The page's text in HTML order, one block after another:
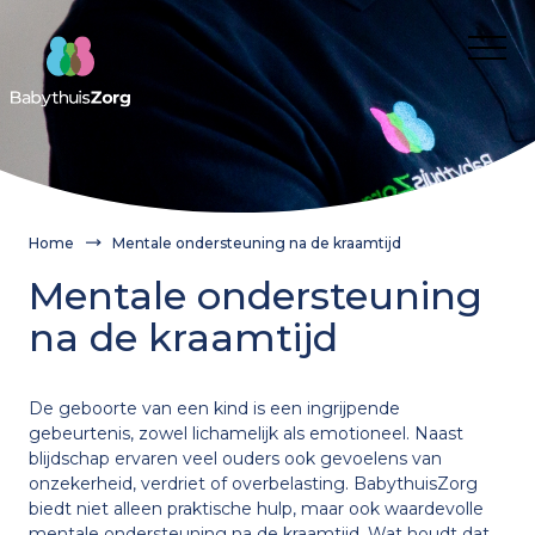
Over ons
Voor wie
Cliënt
Onze medewerkers
Wanneer inzetten?
Wat is BabythuisZorg?
Onze medewerkers
Theorie en cijfers
Praktijkvoorbeelden
Franchisenemers
Gemeente
Informatie voor gemeenten en verwijzers
Nieuws
Werken bij
Contact
BabythuisZorg aanvragen
Aanvragen
Verwijzer Nieuws
Home Mentale ondersteuning na de kraamtijd
Mentale ondersteuning
na de kraamtijd
De geboorte van een kind is een ingrijpende
gebeurtenis, zowel lichamelijk als emotioneel. Naast
blijdschap ervaren veel ouders ook gevoelens van
onzekerheid, verdriet of overbelasting. BabythuisZorg
biedt niet alleen praktische hulp, maar ook waardevolle